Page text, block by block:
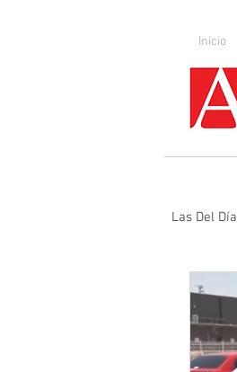
Inicio
Las Del Día